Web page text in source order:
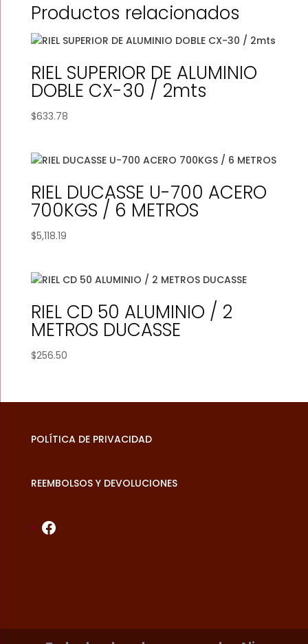
Productos relacionados
RIEL SUPERIOR DE ALUMINIO
DOBLE CX-30 / 2mts
$633.78
RIEL DUCASSE U-700 ACERO
700KGS / 6 METROS
$5,118.19
RIEL CD 50 ALUMINIO / 2
METROS DUCASSE
$256.50
POLÍTICA DE PRIVACIDAD
REEMBOLSOS Y DEVOLUCIONES
Facebook